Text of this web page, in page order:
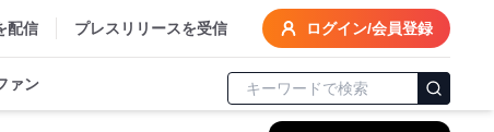
配信 プレスリリースを受信 ログイン/会員登録
ァン